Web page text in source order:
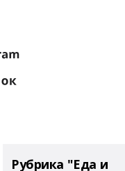
Рубрика "Еда и